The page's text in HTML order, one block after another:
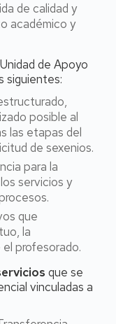
de calidad y
académico y
de Apoyo
siguientes:
posible al
las etapas del
de sexenios.
para la
servicios y
que
la
profesorado.
que se
vinculadas a